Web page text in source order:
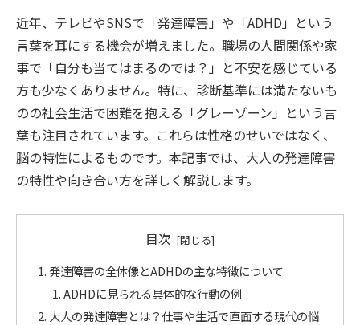
近年、テレビやSNSで「発達障害」や「ADHD」という
言葉を耳にする機会が増えました。職場の人間関係や家
事で「自分も当てはまるのでは？」と不安を感じている
方も少なくありません。特に、診断基準には満たないも
のの社会生活で困難を抱える「グレーゾーン」という言
葉も注目されています。これらは性格のせいではなく、
脳の特性によるものです。本記事では、大人の発達障害
の特性や向き合い方を詳しく解説します。
目次
発達障害の全体像とADHDの主な特徴について
ADHDに見られる具体的な行動の例
大人の発達障害とは？仕事や生活で直面する現代の悩